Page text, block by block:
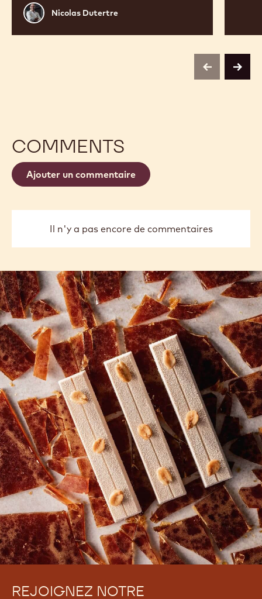
Nicolas
Dutertre
Nicolas Dutertre
previousnext
COMMENTS
Ajouter un commentaire
Il n'y a pas encore de commentaires
REJOIGNEZ NOTRE